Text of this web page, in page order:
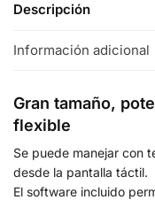
Descripción
Información adicional
Gran tamaño,
flexible
Se puede manejar con
desde la pantalla táctil.
El software incluido